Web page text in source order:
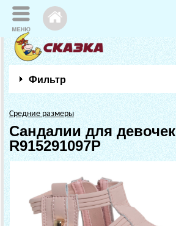
Фильтр
Средние размеры
Сандалии для девочек
R915291097P